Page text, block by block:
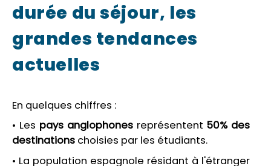
durée du séjour, les
grandes tendances
actuelles
En quelques chiffres :
• Les pays anglophones représentent50% des
destinations choisies par les étudiants.
• La population espagnole résidant à l'étranger